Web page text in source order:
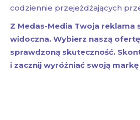
codziennie przejeżdżających
Z Medas-Media Twoja reklama
widoczna. Wybierz naszą
sprawdzoną skuteczność.
i zacznij wyróżniać swoją markę